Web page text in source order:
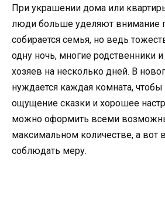
При украшении дома или
люди больше уделяют внимание
собирается семья, но ведь
одну ночь, многие родственники
хозяев на несколько дней. В
нуждается каждая комната, чтобы
ощущение сказки и хорошее
можно оформить всеми
максимальном количестве, а вот
соблюдать меру.